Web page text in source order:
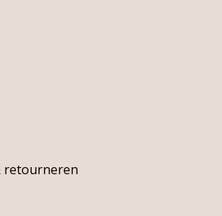
retourneren